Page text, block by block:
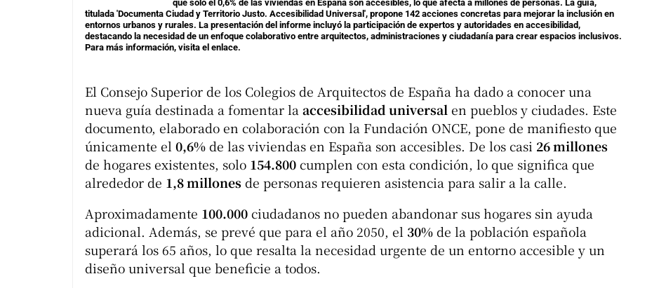
que solo el 0,6% de las viviendas en España son accesibles, lo que afecta a millones de personas. La guía,
titulada 'Documenta Ciudad y Territorio Justo. Accesibilidad Universal', propone 142 acciones concretas para mejorar la inclusión en
entornos urbanos y rurales. La presentación del informe incluyó la participación de expertos y autoridades en accesibilidad,
destacando la necesidad de un enfoque colaborativo entre arquitectos, administraciones y ciudadanía para crear espacios inclusivos.
Para más información, visita el enlace.
El Consejo Superior de los Colegios de Arquitectos de España ha dado a conocer una
nueva guía destinada a fomentar la accesibilidad universalen pueblos y ciudades. Este
documento, elaborado en colaboración con la Fundación ONCE, pone de manifiesto que
únicamente el 0,6%de las viviendas en España son accesibles. De los casi 26 millones
de hogares existentes, solo 154.800cumplen con esta condición, lo que significa que
alrededor de 1,8 millonesde personas requieren asistencia para salir a la calle.
Aproximadamente 100.000ciudadanos no pueden abandonar sus hogares sin ayuda
adicional. Además, se prevé que para el año 2050, el 30%de la población española
superará los 65 años, lo que resalta la necesidad urgente de un entorno accesible y un
diseño universal que beneficie a todos.